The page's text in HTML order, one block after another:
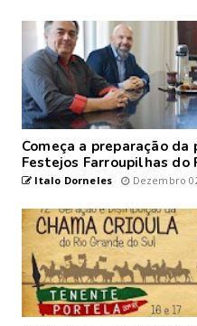
Começa a preparação
Festejos Farroupilhas do
Italo Dorneles Dezembro